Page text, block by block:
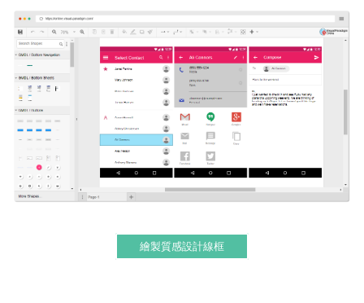
繪製質感設計線框